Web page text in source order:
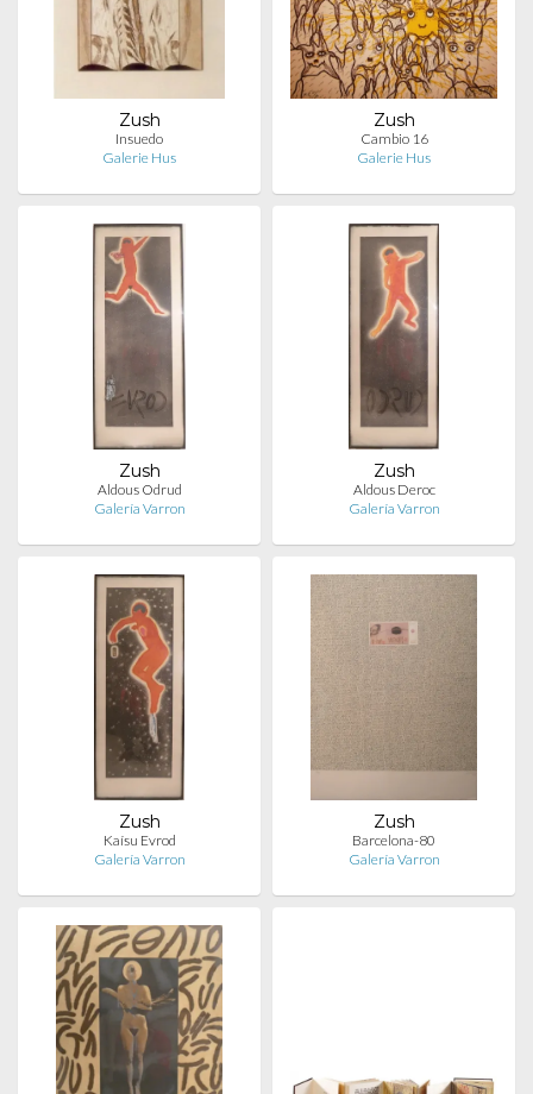
Zush
Insuedo
Galerie Hus
Zush
Cambio 16
Galerie Hus
Zush
Aldous Odrud
Galería Varron
Zush
Aldous Deroc
Galería Varron
Zush
Kaísu Evrod
Galería Varron
Zush
Barcelona-80
Galería Varron